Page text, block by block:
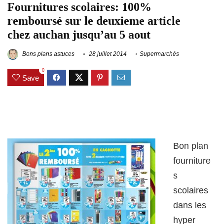
Fournitures scolaires: 100%
remboursé sur le deuxieme article
chez auchan jusqu’au 5 aout
Bons plans astuces 28 juillet 2014 Supermarchés
Save
0
Bon plan
fourniture
s
scolaires
dans les
hyper